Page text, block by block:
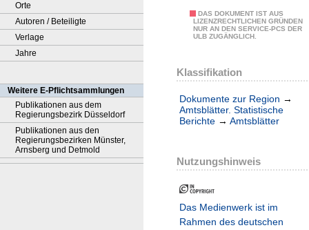
Orte
Autoren / Beteiligte
Verlage
Jahre
Weitere E-Pflichtsammlungen
Publikationen aus dem
Regierungsbezirk Düsseldorf
Publikationen aus den
Regierungsbezirken Münster,
Arnsberg und Detmold
DAS DOKUMENT IST AUS
LIZENZRECHTLICHEN GRÜNDEN
NUR AN DEN SERVICE-PCS DER
ULB ZUGÄNGLICH.
Klassifikation
Dokumente zur Region →
Amtsblätter. Statistische
Berichte → Amtsblätter
Nutzungshinweis
Das Medienwerk ist im
Rahmen des deutschen